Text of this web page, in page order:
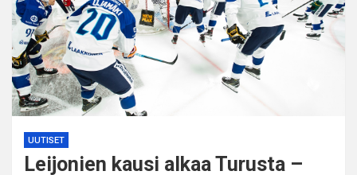
UUTISET
Leijonien kausi alkaa Turusta –